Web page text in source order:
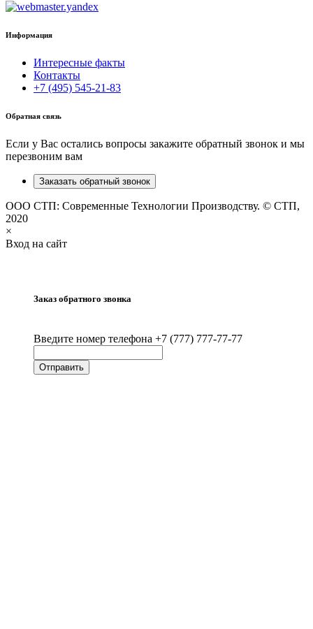
Информация
Интересные факты
Контакты
+7 (495) 545-21-83
Обратная связь
Если у Вас остались вопросы закажите обратный звонок и мы
перезвоним вам
Заказать обратный звонок
ООО СТП: Современные Технологии Производству. © СТП,
2020
×
Вход на сайт
Заказ обратного звонка
Введите номер телефона +7 (777) 777-77-77
Отправить